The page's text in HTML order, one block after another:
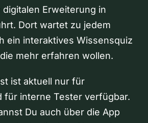
Erweiterung in
Dort wartet zu jedem
ein interaktives Wissensquiz
mehr erfahren wollen.
ist aktuell nur für
für interne Tester verfügbar.
Du auch über die App